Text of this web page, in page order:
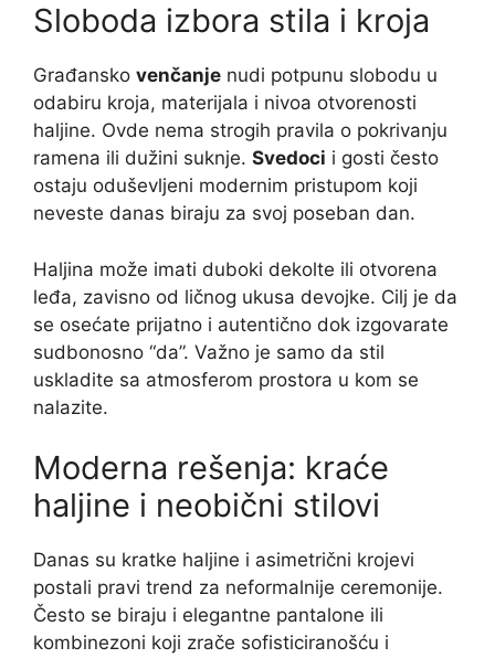
Sloboda izbora stila i kroja
Građansko venčanje nudi potpunu slobodu u
odabiru kroja, materijala i nivoa otvorenosti
haljine. Ovde nema strogih pravila o pokrivanju
ramena ili dužini suknje. Svedoci i gosti često
ostaju oduševljeni modernim pristupom koji
neveste danas biraju za svoj poseban dan.
Haljina može imati duboki dekolte ili otvorena
leđa, zavisno od ličnog ukusa devojke. Cilj je da
se osećate prijatno i autentično dok izgovarate
sudbonosno “da”. Važno je samo da stil
uskladite sa atmosferom prostora u kom se
nalazite.
Moderna rešenja: kraće
haljine i neobični stilovi
Danas su kratke haljine i asimetrični krojevi
postali pravi trend za neformalnije ceremonije.
Često se biraju i elegantne pantalone ili
kombinezoni koji zrače sofisticiranošću i